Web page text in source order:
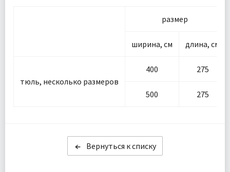
размер
ширина, см длина, см
тюль, несколько размеров
400 275
500 275
Вернуться к списку